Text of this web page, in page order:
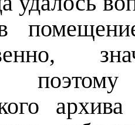
поэтому